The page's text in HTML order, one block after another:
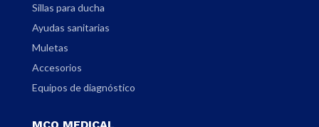
Sillas para ducha
Ayudas sanitarias
Muletas
Accesorios
Equipos de diagnóstico